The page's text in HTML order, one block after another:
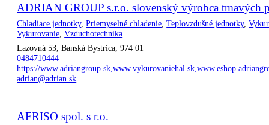
ADRIAN GROUP s.r.o. slovenský výrobca tmavých
Chladiace jednotky,Priemyselné chladenie ,Teplovzdušné jednotky,
Vykurovanie ,Vzduchotechnika
Lazovná 53, Banská Bystrica, 974 01
0484710444
https://
adrian@adrian.sk
AFRISO spol. s r.o.